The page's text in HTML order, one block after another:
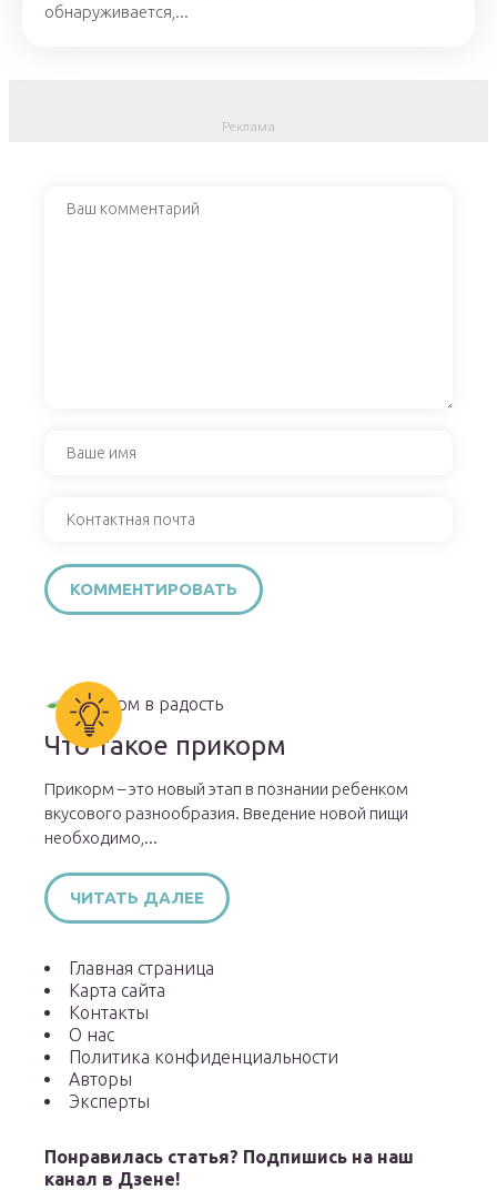
обнаруживается,...
Что такое прикорм
Прикорм – это новый этап в познании ребенком
вкусового разнообразия. Введение новой пищи
необходимо,...
ЧИТАТЬ ДАЛЕЕ
Главная страница
Карта сайта
Контакты
О нас
Политика конфиденциальности
Авторы
Эксперты
Понравилась статья? Подпишись на наш
канал в Дзене!